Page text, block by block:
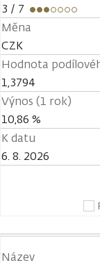
3 / 7
Měna
CZK
Hodnota
1,3794
Výnos (1 rok)
10,86 %
K datu
6. 8. 2026
Název